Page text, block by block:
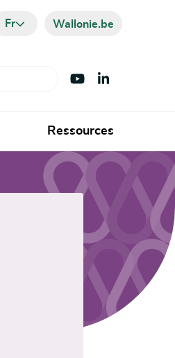
Fr Wallonie.be
Visiter Youtube
Visiter LinkedIn
Ressources